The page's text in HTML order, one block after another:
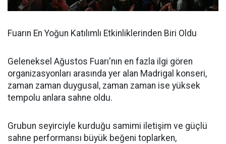
Fuarın En Yoğun Katılımlı Etkinliklerinden Biri Oldu
Geleneksel Ağustos Fuarı'nın en fazla ilgi gören
organizasyonları arasında yer alan Madrigal konseri,
zaman zaman duygusal, zaman zaman ise yüksek
tempolu anlara sahne oldu.
Grubun seyirciyle kurduğu samimi iletişim ve güçlü
sahne performansı büyük beğeni toplarken,